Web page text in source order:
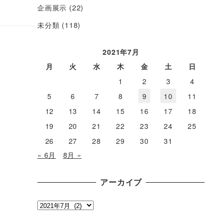
企画展示 (22)
未分類 (118)
2021年7月
月
火 水 木 金 土
日
1
2 3
4
5
6 7 8 9 10
11
12
13 14 15 16 17
18
19
20 21 22 23 24
25
26
27 28 29 30
31
« 6月
8月 »
アーカイブ
ア